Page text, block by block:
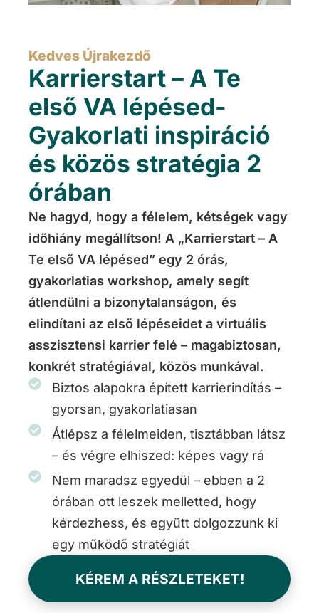
Kedves Újrakezdő
Karrierstart – A Te
első VA lépésed-
Gyakorlati inspiráció
és közös stratégia 2
órában
Ne hagyd, hogy a félelem, kétségek vagy
időhiány megállítson! A „Karrierstart – A
Te első VA lépésed” egy 2 órás,
gyakorlatias workshop, amely segít
átlendülni a bizonytalanságon, és
elindítani az első lépéseidet a virtuális
asszisztensi karrier felé – magabiztosan,
konkrét stratégiával, közös munkával.
Biztos alapokra épített karrierindítás –
gyorsan, gyakorlatiasan
Átlépsz a félelmeiden, tisztábban látsz
– és végre elhiszed: képes vagy rá
Nem maradsz egyedül – ebben a 2
órában ott leszek melletted, hogy
kérdezhess, és együtt dolgozzunk ki
egy működő stratégiát
KÉREM A RÉSZLETEKET!